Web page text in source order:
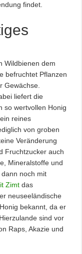
findet.
Wildbienen dem
befruchtet Pflanzen
Gewächse.
liefert die
so wertvollen Honig
reines
von groben
Veränderung
Fruchtzucker auch
Mineralstoffe und
noch mit
Zimt das
neuseeländische
bekannt, da er
sind vor
Raps, Akazie und